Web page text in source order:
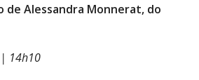
Alessandra Monnerat, do
14h10